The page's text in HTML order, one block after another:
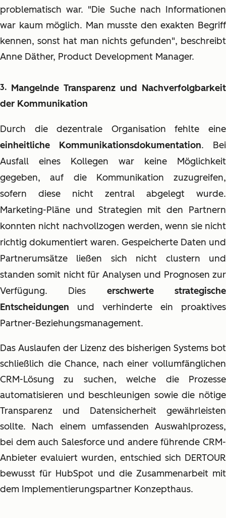
problematisch war. "Die Suche nach Informationen
war kaum möglich. Man musste den exakten Begriff
kennen, sonst hat man nichts gefunden", beschreibt
Anne Däther, Product Development Manager.
Mangelnde Transparenz und Nachverfolgbarkeit
der Kommunikation
Durch die dezentrale Organisation fehlte eine
einheitliche Kommunikationsdokumentation. Bei
Ausfall eines Kollegen war keine Möglichkeit
gegeben, auf die Kommunikation zuzugreifen,
sofern diese nicht zentral abgelegt wurde.
Marketing-Pläne und Strategien mit den Partnern
konnten nicht nachvollzogen werden, wenn sie nicht
richtig dokumentiert waren. Gespeicherte Daten und
Partnerumsätze ließen sich nicht clustern und
standen somit nicht für Analysen und Prognosen zur
Verfügung. Dies erschwerte strategische
Entscheidungen und verhinderte ein proaktives
Partner-Beziehungsmanagement.
Das Auslaufen der Lizenz des bisherigen Systems bot
schließlich die Chance, nach einer vollumfänglichen
CRM-Lösung zu suchen, welche die Prozesse
automatisieren und beschleunigen sowie die nötige
Transparenz und Datensicherheit gewährleisten
sollte. Nach einem umfassenden Auswahlprozess,
bei dem auch Salesforce und andere führende CRM-
Anbieter evaluiert wurden, entschied sich DERTOUR
bewusst für HubSpot und die Zusammenarbeit mit
dem Implementierungspartner Konzepthaus.